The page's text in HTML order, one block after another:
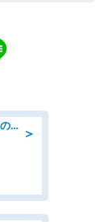
＞
工場・製造系 入社祝い金支給 型枠製品の補修作業 土日休み